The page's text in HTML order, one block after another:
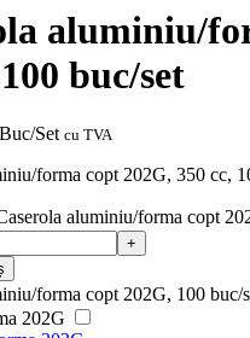
aluminiu/
buc/set
Set cu TVA
forma copt 202G, 350 cc,
aluminiu/forma copt
forma copt 202G, 100 buc/
202G